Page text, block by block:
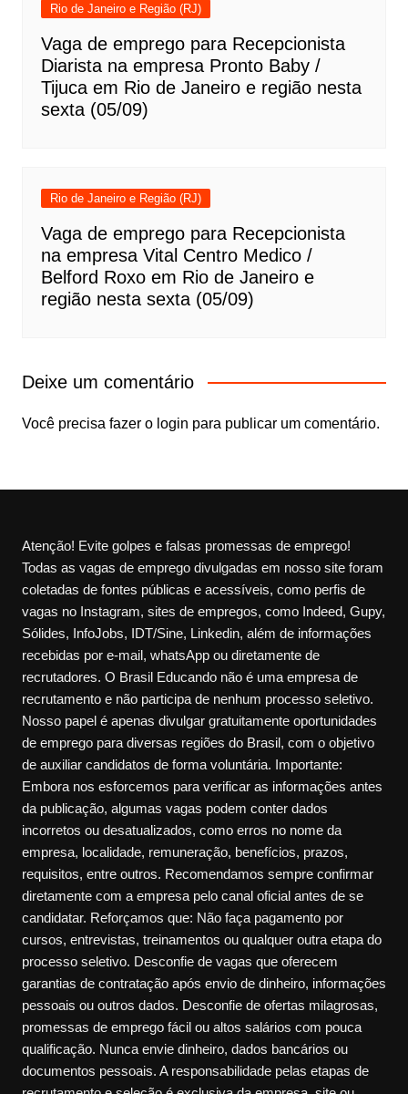
Rio de Janeiro e Região (RJ)
Vaga de emprego para Recepcionista
Diarista na empresa Pronto Baby /
Tijuca em Rio de Janeiro e região nesta
sexta (05/09)
Rio de Janeiro e Região (RJ)
Vaga de emprego para Recepcionista
na empresa Vital Centro Medico /
Belford Roxo em Rio de Janeiro e
região nesta sexta (05/09)
Deixe um comentário
Você precisa fazer o login para publicar um comentário.
Atenção! Evite golpes e falsas promessas de emprego!
Todas as vagas de emprego divulgadas em nosso site foram
coletadas de fontes públicas e acessíveis, como perfis de
vagas no Instagram, sites de empregos, como Indeed, Gupy,
Sólides, InfoJobs, IDT/Sine, Linkedin, além de informações
recebidas por e-mail, whatsApp ou diretamente de
recrutadores. O Brasil Educando não é uma empresa de
recrutamento e não participa de nenhum processo seletivo.
Nosso papel é apenas divulgar gratuitamente oportunidades
de emprego para diversas regiões do Brasil, com o objetivo
de auxiliar candidatos de forma voluntária. Importante:
Embora nos esforcemos para verificar as informações antes
da publicação, algumas vagas podem conter dados
incorretos ou desatualizados, como erros no nome da
empresa, localidade, remuneração, benefícios, prazos,
requisitos, entre outros. Recomendamos sempre confirmar
diretamente com a empresa pelo canal oficial antes de se
candidatar. Reforçamos que: Não faça pagamento por
cursos, entrevistas, treinamentos ou qualquer outra etapa do
processo seletivo. Desconfie de vagas que oferecem
garantias de contratação após envio de dinheiro, informações
pessoais ou outros dados. Desconfie de ofertas milagrosas,
promessas de emprego fácil ou altos salários com pouca
qualificação. Nunca envie dinheiro, dados bancários ou
documentos pessoais. A responsabilidade pelas etapas de